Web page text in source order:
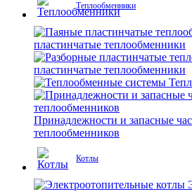
Теплообменники
пластинчатые теплообменники
пластинчатые теплообменники
Принадлежности и запасные
теплообменников
Котлы